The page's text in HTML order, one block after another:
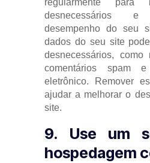
regularmente para
desnecessários
desempenho do seu
dados do seu site
desnecessários, como
comentários spam
eletrônico. Remover
ajudar a melhorar o
site.
9. Use um
hospedagem